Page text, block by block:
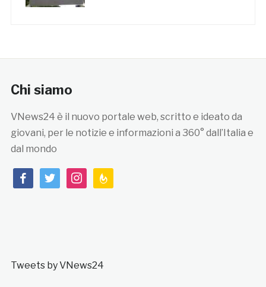
Chi siamo
VNews24 è il nuovo portale web, scritto e ideato da
giovani, per le notizie e informazioni a 360° dall’Italia e
dal mondo
facebooktwitterinstagramfeedburner
Tweets by VNews24